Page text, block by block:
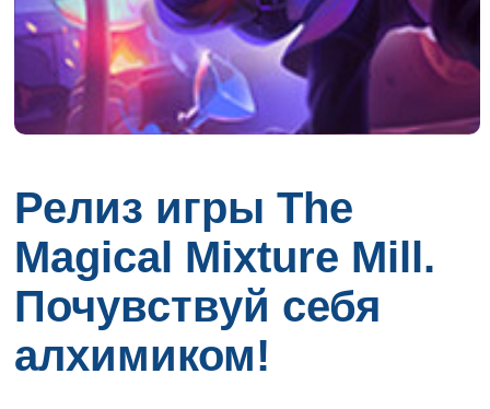
Релиз игры The
Magical Mixture Mill.
Почувствуй себя
алхимиком!